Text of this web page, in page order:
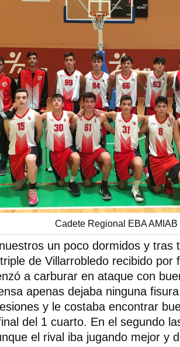
Cadete Regional EBA AMIAB
un poco dormidos y tras
de Villarrobledo recibido por
a carburar en ataque con
apenas dejaba ninguna
y le costaba encontrar
del 1 cuarto. En el segundo
el rival iba jugando mejor y